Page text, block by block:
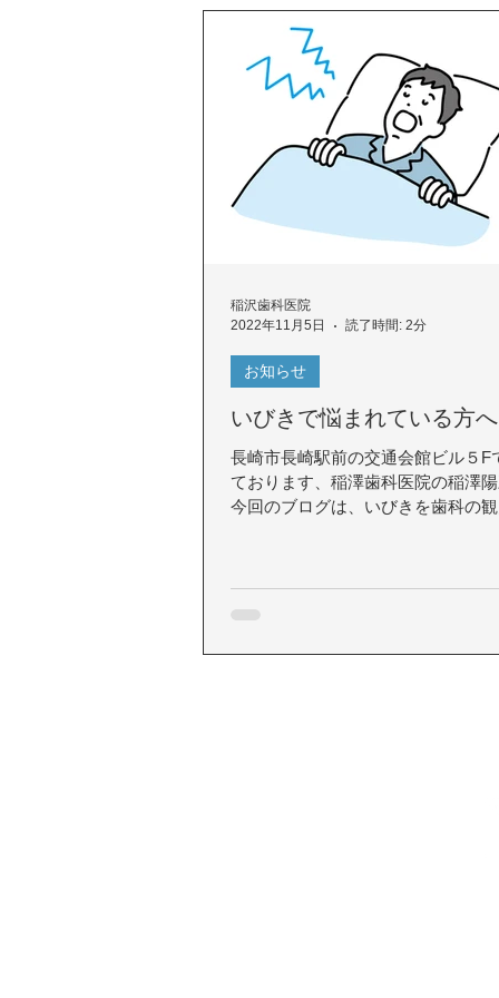
いびきで悩まれている方へ
長崎市長崎駅前の交通会館ビル５F
ております、稲澤歯科医院の稲澤陽
今回のブログは、いびきを歯科の観
お知らせ
稲沢歯科医院
2022年11月5日
読了時間: 2分